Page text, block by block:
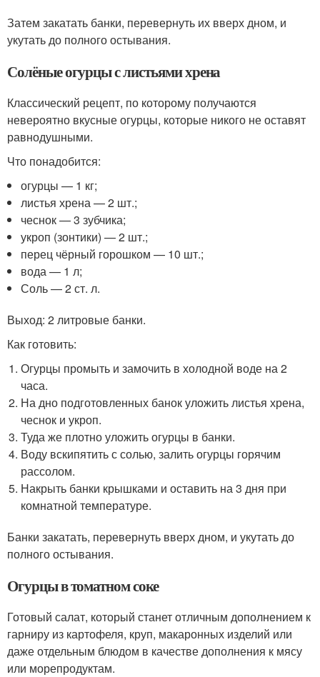
Затем закатать банки, перевернуть их вверх дном, и
укутать до полного остывания.
Солёные огурцы с листьями хрена
Классический рецепт, по которому получаются
невероятно вкусные огурцы, которые никого не оставят
равнодушными.
Что понадобится:
огурцы — 1 кг;
листья хрена — 2 шт.;
чеснок — 3 зубчика;
укроп (зонтики) — 2 шт.;
перец чёрный горошком — 10 шт.;
вода — 1 л;
Соль — 2 ст. л.
Выход: 2 литровые банки.
Как готовить:
Огурцы промыть и замочить в холодной воде на 2
часа.
На дно подготовленных банок уложить листья хрена,
чеснок и укроп.
Туда же плотно уложить огурцы в банки.
Воду вскипятить с солью, залить огурцы горячим
рассолом.
Накрыть банки крышками и оставить на 3 дня при
комнатной температуре.
Банки закатать, перевернуть вверх дном, и укутать до
полного остывания.
Огурцы в томатном соке
Готовый салат, который станет отличным дополнением к
гарниру из картофеля, круп, макаронных изделий или
даже отдельным блюдом в качестве дополнения к мясу
или морепродуктам.